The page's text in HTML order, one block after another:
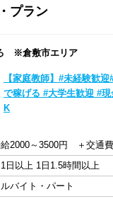
プラン
※倉敷市エリア
【家庭教師】#未経験歓
で稼げる #大学生歓迎 #
K
2000～3500円 ＋交通
日以上 1日1.5時間以上
バイト・パート